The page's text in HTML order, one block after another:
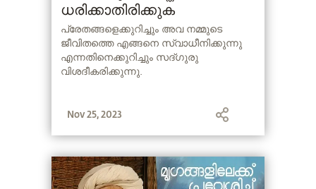
ധരിക്കാതിരിക്കുക
പ്രേതങ്ങളെക്കുറിച്ചും അവ നമ്മുടെ
ജീവിതത്തെ എങ്ങനെ സ്വാധീനിക്കുന്നു
എന്നതിനെക്കുറിച്ചും സദ്ഗുരു
വിശദീകരിക്കുന്നു.
Nov 25, 2023